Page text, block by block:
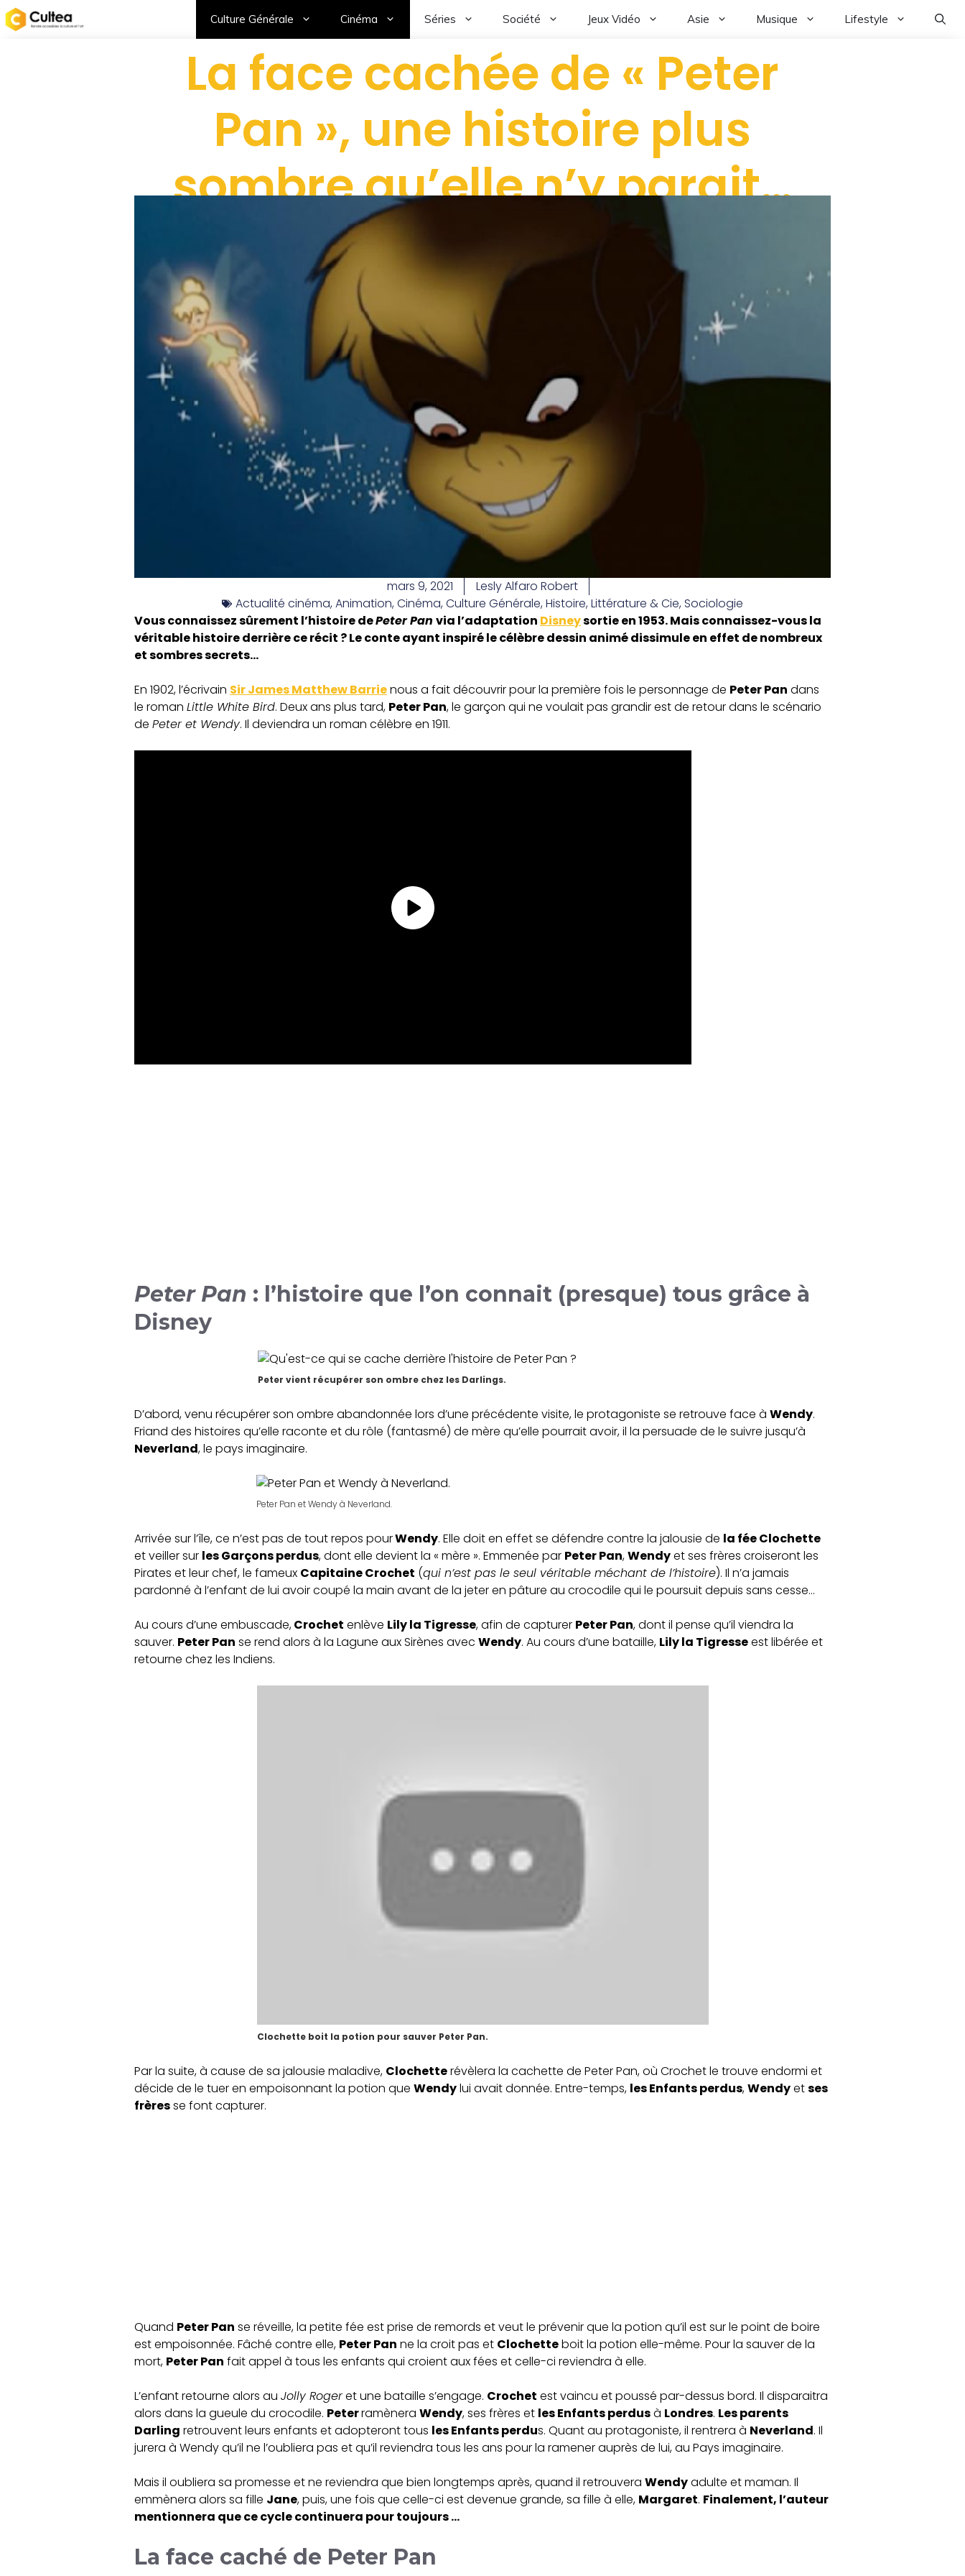
Culture Générale Cinéma Séries Société Jeux Vidéo Asie Musique Lifestyle
La face cachée de « Peter
Pan », une histoire plus
sombre qu’elle n’y parait…
mars 9, 2021
Lesly Alfaro Robert
Actualité cinéma,Animation,Cinéma,Culture Générale,Histoire,Littérature & Cie,Sociologie
Vous connaissez sûrement l’histoire dePeter Pan via l’adaptation Disneysortie en 1953. Mais connaissez-vous la
véritable histoire derrière ce récit ? Le conte ayant inspiré le célèbre dessin animé dissimule en effet de nombreux
et sombres secrets…
En 1902, l’écrivain Sir James Matthew Barrienous a fait découvrir pour la première fois le personnage de Peter Pan dans
le roman Little White Bird. Deux ans plus tard, Peter Pan, le garçon qui ne voulait pas grandir est de retour dans le scénario
de Peter et Wendy. Il deviendra un roman célèbre en 1911.
Peter Pan : l’histoire que l’on connait (presque) tous grâce à
Disney
Peter vient récupérer son ombre chez les Darlings.
D’abord, venu récupérer son ombre abandonnée lors d’une précédente visite, le protagoniste se retrouve face à Wendy.
Friand des histoires qu’elle raconte et du rôle (fantasmé) de mère qu’elle pourrait avoir, il la persuade de le suivre jusqu’à
Neverland, le pays imaginaire.
Peter Pan et Wendy à Neverland.
Arrivée sur l’île, ce n’est pas de tout repos pourWendy. Elle doit en effet se défendre contre la jalousie de la fée Clochette
et veiller sur les Garçons perdus, dont elle devient la « mère ». Emmenée par Peter Pan,Wendyet ses frères croiseront les
Pirates et leur chef, le fameux Capitaine Crochet (qui n’est pas le seul véritable méchant de l’histoire). Il n’a jamais
pardonné à l’enfant de lui avoir coupé la main avant de la jeter en pâture au crocodile qui le poursuit depuis sans cesse…
Au cours d’une embuscade,Crochet enlève Lily la Tigresse, afin de capturer Peter Pan, dont il pense qu’il viendra la
sauver. Peter Pan se rend alors à la Lagune aux Sirènes avec Wendy. Au cours d’une bataille, Lily la Tigresseest libérée et
retourne chez les Indiens.
Clochette boit la potion pour sauver Peter Pan.
Par la suite, à cause de sa jalousie maladive, Clochetterévèlera la cachette de Peter Pan, où Crochet le trouve endormi et
décide de le tuer en empoisonnant la potion que Wendylui avait donnée. Entre-temps, les Enfants perdus,Wendyetses
frèresse font capturer.
Quand Peter Pan se réveille, la petite fée est prise de remords et veut le prévenir que la potion qu’il est sur le point de boire
est empoisonnée. Fâché contre elle, Peter Pan ne la croit pas et Clochetteboit la potion elle-même. Pour la sauver de la
mort, Peter Pan fait appel à tous les enfants qui croient aux fées et celle-ci reviendra à elle.
L’enfant retourne alors au Jolly Rogeret une bataille s’engage. Crochet est vaincu et poussé par-dessus bord. Il disparaitra
alors dans la gueule du crocodile. Peterramènera Wendy, ses frères et les Enfants perdusà Londres. Les parents
Darling retrouvent leurs enfants et adopteront tous les Enfants perdus. Quant au protagoniste, il rentrera à Neverland. Il
jurera à Wendy qu’il ne l’oubliera pas et qu’il reviendra tous les ans pour la ramener auprès de lui, au Pays imaginaire.
Mais il oubliera sa promesse et ne reviendra que bien longtemps après, quand il retrouvera Wendyadulte et maman. Il
emmènera alors sa fille Jane, puis, une fois que celle-ci est devenue grande, sa fille à elle, Margaret. Finalement, l’auteur
mentionnera que ce cycle continuera pour toujours …
La face caché de Peter Pan